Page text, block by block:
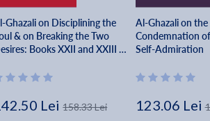
Ghazali on Disciplining the
& on Breaking the Two
Books XXII and XXIII of
- Abu Hamid Al-
Lei 158.33 Lei
Al-Ghazali on the
Condemnation
Self-Admiration
123.06 Lei